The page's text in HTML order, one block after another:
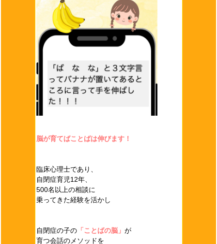
脳が育てばことばは伸びます！
臨床心理士であり、
自閉症育児12年、
500名以上の相談に
乗ってきた経験を活かし
自閉症の子の「ことばの脳」 が
育つ会話のメソッドを